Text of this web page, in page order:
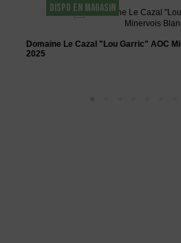
DISPO EN MAGASIN
Domaine Le Cazal "Lou Garric" AOC
2025